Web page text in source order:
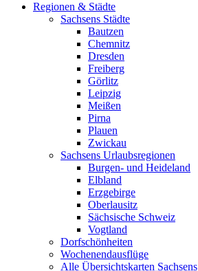
Regionen & Städte
Sachsens Städte
Bautzen
Chemnitz
Dresden
Freiberg
Görlitz
Leipzig
Meißen
Pirna
Plauen
Zwickau
Sachsens Urlaubsregionen
Burgen- und Heideland
Elbland
Erzgebirge
Oberlausitz
Sächsische Schweiz
Vogtland
Dorfschönheiten
Wochenendausflüge
Alle Übersichtskarten Sachsens